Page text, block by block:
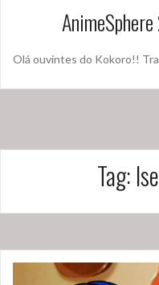
Olá ouvintes do Kokoro!!
Tag: